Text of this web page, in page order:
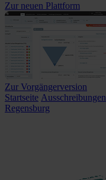
Zur neuen Plattform
Zur Vorgängerversion
Startseite Ausschreibungen
Regensburg